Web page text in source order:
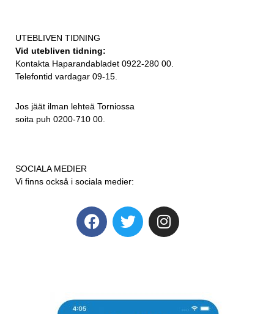
UTEBLIVEN TIDNING
Vid utebliven tidning:
Kontakta Haparandabladet 0922-280 00.
Telefontid vardagar 09-15.
Jos jäät ilman lehteä Torniossa
soita puh 0200-710 00.
SOCIALA MEDIER
Vi finns också i sociala medier: